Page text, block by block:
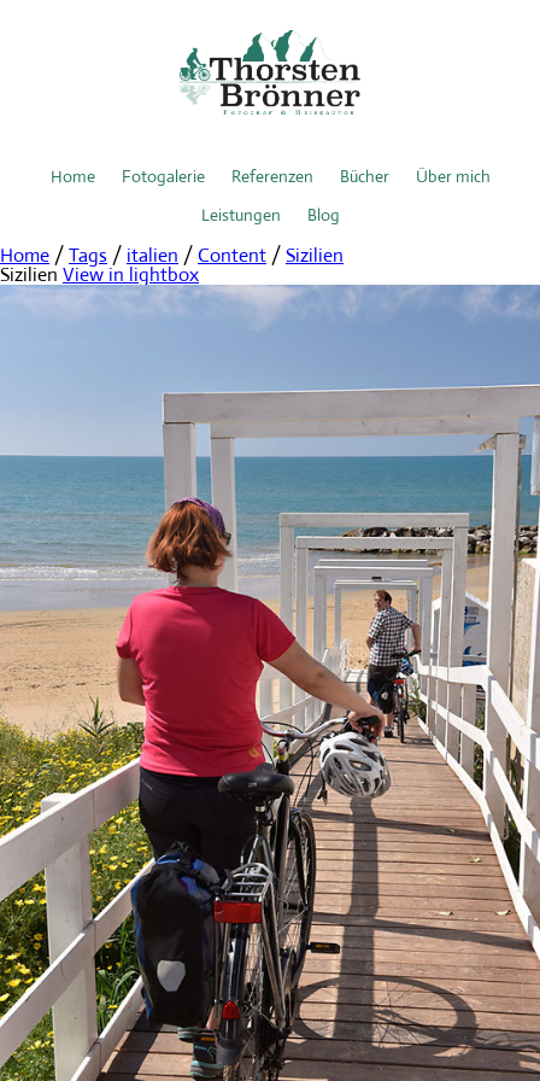
Home Fotogalerie Referenzen Bücher
Über mich
Leistungen
Blog
Home /Tags / italien /Content /Sizilien
Sizilien View in lightbox